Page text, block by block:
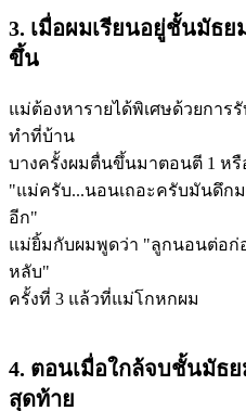
3. เมื่อผมเรียนอยู่ชั้นมัธย
ขึ้น
แม่ต้องหารายได้พิเศษด้วยการ
ทำที่บ้าน
บางครั้งผมตื่นขึ้นมาตอนตี 1 หรื
"แม่ครับ...นอนเถอะครับมันดึก
อีก"
แม่ยิ้มกับผมพูดว่า "ลูกนอนต่อก่
หลับ"
ครั้งที่ 3 แล้วที่แม่โกหกผม
4. ตอนเมื่อใกล้จบชั้นมัธ
สุดท้าย